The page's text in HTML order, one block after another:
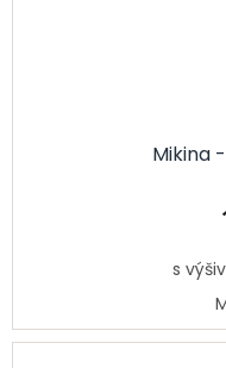
Mikina
s